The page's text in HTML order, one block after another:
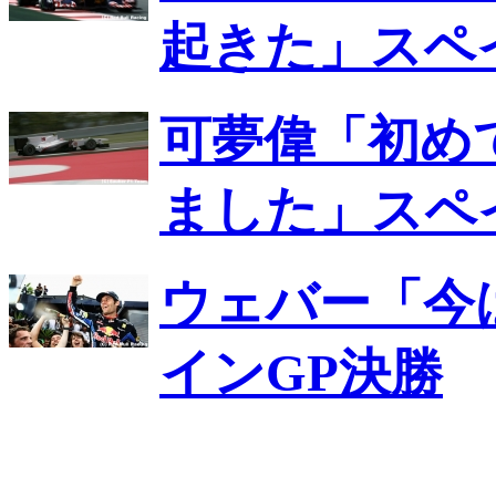
起きた」スペ
可夢偉「初め
ました」ス
ウェバー「
インGP決勝